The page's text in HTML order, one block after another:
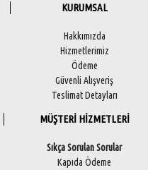
KURUMSAL
Hakkımızda
Hizmetlerimiz
Ödeme
Güvenli Alışveriş
Teslimat Detayları
MÜŞTERİ HİZMETLERİ
Sıkça Sorulan Sorular
Kapıda Ödeme